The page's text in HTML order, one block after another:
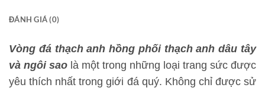
ĐÁNH GIÁ (0)
Vòng đá thạch anh hồng phối thạch anh dâu tây
và ngôi sao là một trong những loại trang sức được
yêu thích nhất trong giới đá quý. Không chỉ được sử